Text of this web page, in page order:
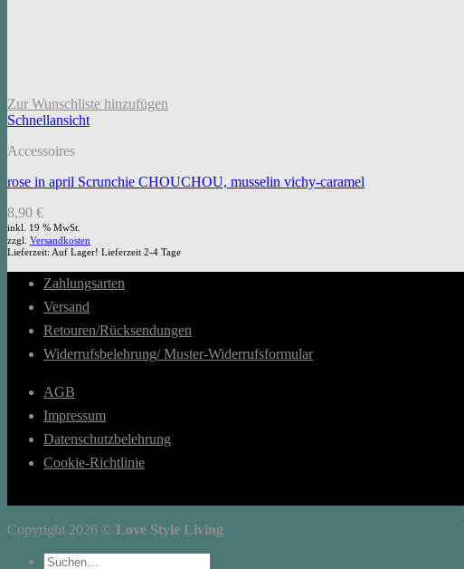
Zur Wunschliste hinzufügen
Schnellansicht
Accessoires
rose in april Scrunchie CHOUCHOU, musselin vichy-caramel
8,90 €
inkl. 19 % MwSt.
zzgl. Versandkosten
Lieferzeit: Auf Lager! Lieferzeit 2-4 Tage
Zahlungsarten
Versand
Retouren/Rücksendungen
Widerrufsbelehrung/ Muster-Widerrufsformular
AGB
Impressum
Datenschutzbelehrung
Cookie-Richtlinie
Copyright 2026 © Love Style Living
Suchen